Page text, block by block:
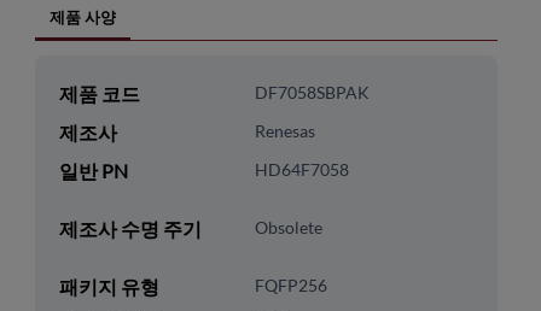
제품 사양
제품 코드 DF7058SBPAK
제조사 Renesas
일반 PN HD64F7058
제조사 수명 주기 Obsolete
패키지 유형 FQFP256